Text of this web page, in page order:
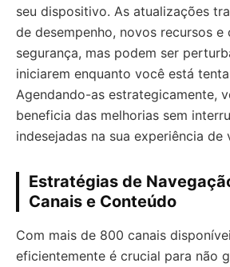
seu dispositivo. As atualizações
de desempenho, novos recursos e
segurança, mas podem ser
iniciarem enquanto você está
Agendando-as estrategicamente,
beneficia das melhorias sem
indesejadas na sua experiência de
Estratégias de
Canais e Conteúdo
Com mais de 800 canais
eficientemente é crucial para não